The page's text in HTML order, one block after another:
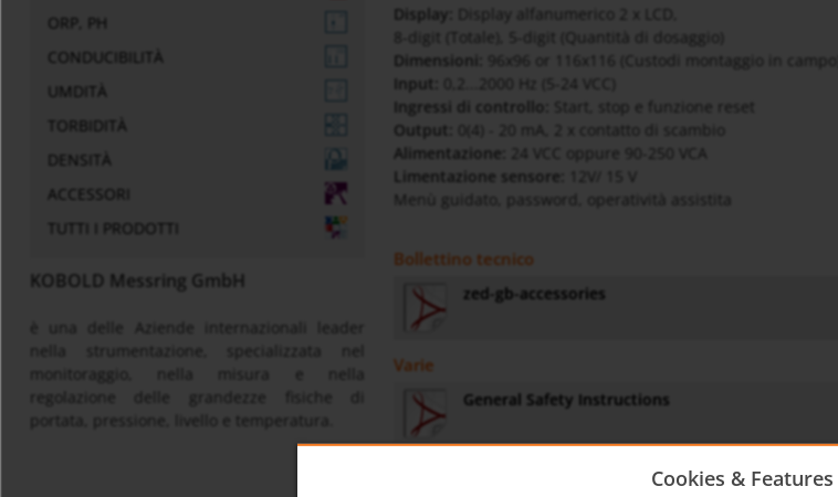
ORP, PH
CONDUCIBILITÀ
UMDITÀ
TORBIDITÀ
DENSITÀ
ACCESSORI
TUTTI I PRODOTTI
KOBOLD Messring GmbH
è una delle Aziende internazionali leader
monitoraggio, nella misura e nella
regolazione delle grandezze fisiche di
portata, pressione, livello e temperatura.
Display:
Display alfanumerico 2 x LCD,
8-digit (Totale), 5-digit (Quantità di dosaggio)
Dimensioni:
96x96 or 116x116 (Custodi montaggio in campo)
Input:
0,2...2000 Hz (5-24 VCC)
Ingressi di controllo:
Output:
0(4) - 20 mA, 2 x contatto di scambio
Alimentazione:
24 VCC oppure 90-250 VCA
Limentazione sensore:
12V/ 15 V
Menù guidato, password, operatività assistita
Bollettino tecnico
zed-gb-accessories
Varie
General Safety Instructions
Cookies & Features